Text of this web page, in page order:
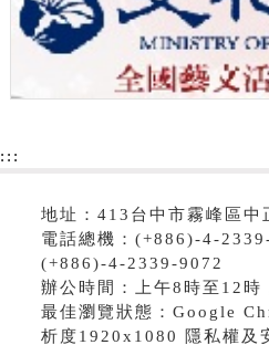
:::
地址：413台中市霧峰區中
電話總機：(+886)-4-
(+886)-4-2339-9072
辦公時間：上午8時至12時
最佳瀏覽狀態：Google
析度1920x1080 隱私權及